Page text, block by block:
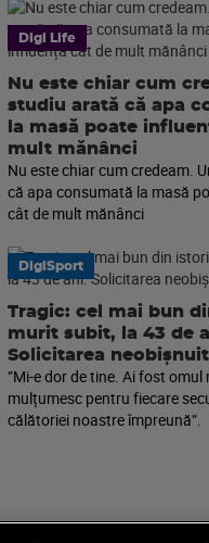
Digi Life
Nu este chiar cum
studiu arată că apa
la masă poate
mult mănânci
Nu este chiar cum credeam.
că apa consumată la masă
cât de mult mănânci
DigiSport
Tragic: cel mai bun
murit subit, la 43 de
Solicitarea
”Mi-e dor de tine. Ai fost omul
mulțumesc pentru fiecare
călătoriei noastre împreună”.